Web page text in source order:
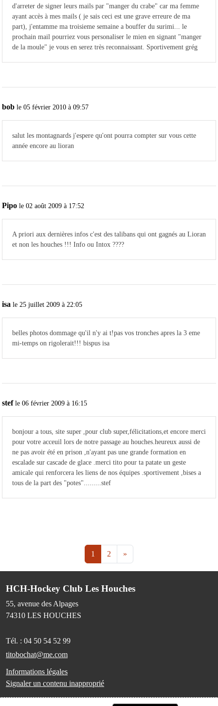
d'arreter de signer leurs mails par "manger du crabe" car ma femme
ayant accès à mes mails ( je sais ceci est une grave erreure de ma
part), j'entamme ma troisieme semaine a bouffer du surimi... le
prochain mail pourriez vous personaliser le mien en signant "manger
de la moule" je vous en serez très reconnaissant. Sportivement grég
bob le 05 février 2010 à 09:57
salut les montagnards j'espere qu'ont pourra compter sur vous cette
année encore au lioran
Pipo le 02 août 2009 à 17:52
A priori aux dernières infos c'est des talibans qui ont gagnés au Lioran
et non les houches !!! Info ou Intox ????
isa le 25 juillet 2009 à 22:05
belles photos dommage qu'il n'y ai t!pas vos tronches apres la 3 eme
mi-temps on rigolerait!!! bispus isa
stefle 06 février 2009 à 16:15
bonjour a tous, site super ,pour club super,félicitations,et encore merci
pour votre acceuil lors de notre passage au houches.heureux aussi de
ne pas avoir été en prison ,n'ayant pas une grande formation en
escalade sur cascade de glace .merci tito pour ta patate un geste
amicale qui renforcera les liens de nos équipes .sportivement ,bises a
tous de la part des "potes".........stef
1 2 »
HCH-Hockey Club Les Houches
55, avenue des Alpages
74310 LES HOUCHES
Tél. : 04 50 54 52 99
titobochat@me.com
Informations légales
Signaler un contenu inapproprié